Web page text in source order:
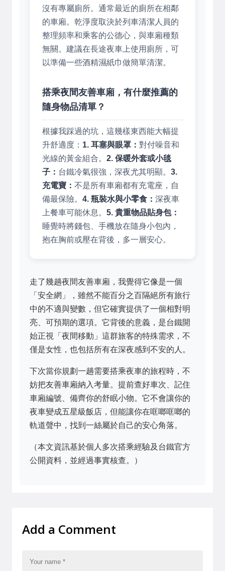
沒有專屬廁所。通常最近的廁所在相鄰
的車廂。乾淨度取決於列車清潔人員的
整理頻率和乘客的公德心，與車廂種類
無關。建議在長途夜車上使用廁所，可
以準備一些酒精濕紙巾做簡單清潔。
搭乘夜間友善車廂，有什麼推薦的
隨身物品清單？
根據我踩過的坑，這幾樣東西能大幅提
升舒適度： 1. 耳塞與眼罩： 對付噪音和
光線的黃金組合。 2. 保暖外套或小毯
子： 台鐵冷氣很強，深夜尤其明顯。 3.
充電寶： 不是所有車廂都有充電座，自
備最保險。 4. 瓶裝水與小零食： 深夜車
上餐車可能休息。 5. 貴重物品貼身包：
睡覺時將錢包、手機放在隨身小包內，
抱在胸前或壓在背後，多一層安心。
走了幾趟夜間友善車廂，我覺得它像是一個
「安全網」，雖然不能百分之百隔絕所有旅行
中的不適與變數，但它確實提供了一個相對明
亮、可預期的選項。它背後的意義，是台鐵開
始正視「夜間移動」這群旅客的特殊需求，不
僅是女性，也包括所有在深夜感到不安的人。
下次當你規劃一趟需要搭乘夜車的旅程時，不
妨把友善車廂納入考量。提前查好車次、記住
車廂編號、備齊你的舒眠小物。它不會讓你的
夜車變成五星級飯店，但能讓你在哐啷哐啷的
軌道聲中，找到一絲屬於自己的安心角落。
（本文資訊基於個人多次搭乘經驗及台鐵官方
公開資料，並經過事實核查。）
Add a Comment